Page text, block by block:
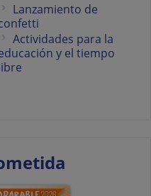
Lanzamiento de
Actividades para la
y el tiempo